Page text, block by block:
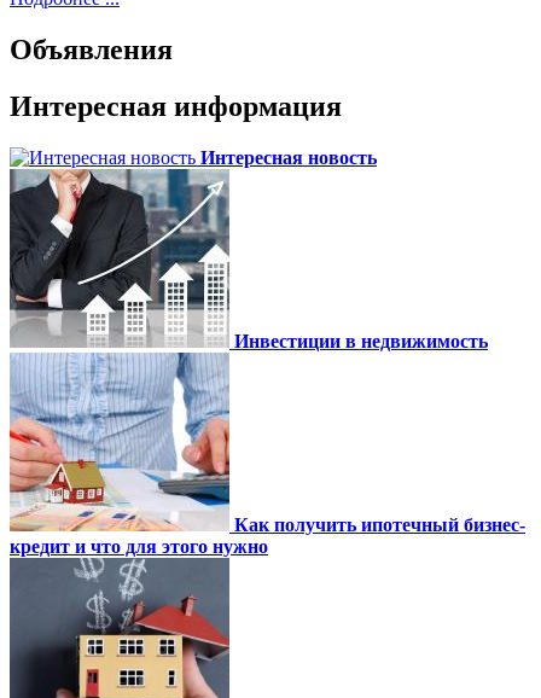
Объявления
Интересная информация
Интересная новость
Инвестиции в недвижимость
Как получить ипотечный бизнес-
кредит и что для этого нужно